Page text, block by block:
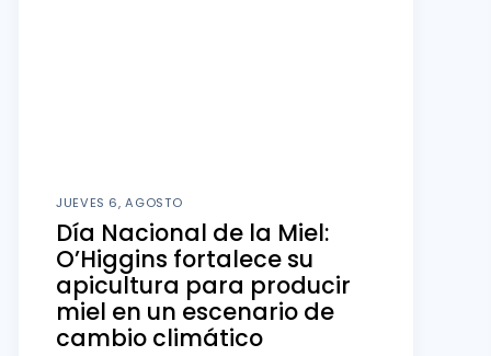
JUEVES 6, AGOSTO
Día Nacional de la Miel:
O’Higgins fortalece su
apicultura para producir
miel en un escenario de
cambio climático